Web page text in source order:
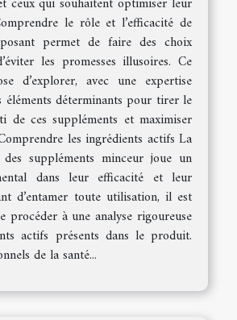
le rôle et l’efficacité de
permet de faire des choix
les promesses illusoires. Ce
d’explorer, avec une expertise
éléments déterminants pour tirer le
de ces suppléments et maximiser
les ingrédients actifs La
suppléments minceur joue un
dans leur efficacité et leur
d’entamer toute utilisation, il est
procéder à une analyse rigoureuse
actifs présents dans le produit.
de la santé...